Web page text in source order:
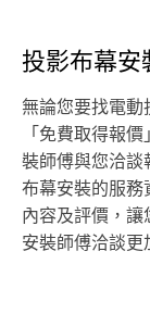
簾安裝 4.居
扇門鎖修繕
投影布幕安
無論您要找電動
「免費取得報
裝師傅與您洽談
布幕安裝的服務
內容及評價，讓
安裝師傅洽談更